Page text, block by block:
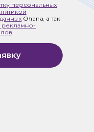
персональных
Ohana, а так
рекламно-